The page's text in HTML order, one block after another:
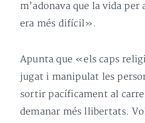
m’adonava que la vida per
era més difícil».
Apunta que «els caps
jugat i manipulat les
sortir pacíficament al
demanar més llibertats.